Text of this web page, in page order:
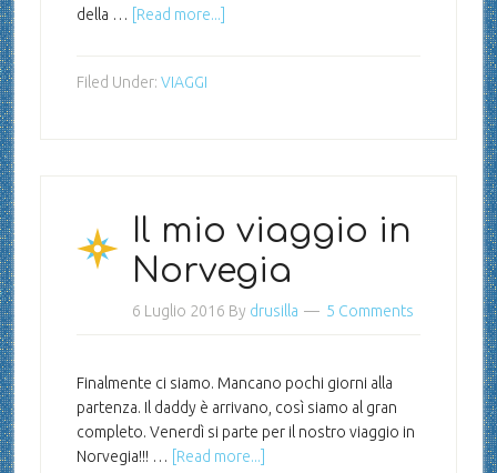
della …
[Read more...]
Filed Under: VIAGGI
Il mio viaggio in
Norvegia
6 Luglio 2016 By drusilla 5 Comments
Finalmente ci siamo. Mancano pochi giorni alla
partenza. Il daddy è arrivano, così siamo al gran
completo. Venerdì si parte per il nostro viaggio in
Norvegia!!! …
[Read more...]